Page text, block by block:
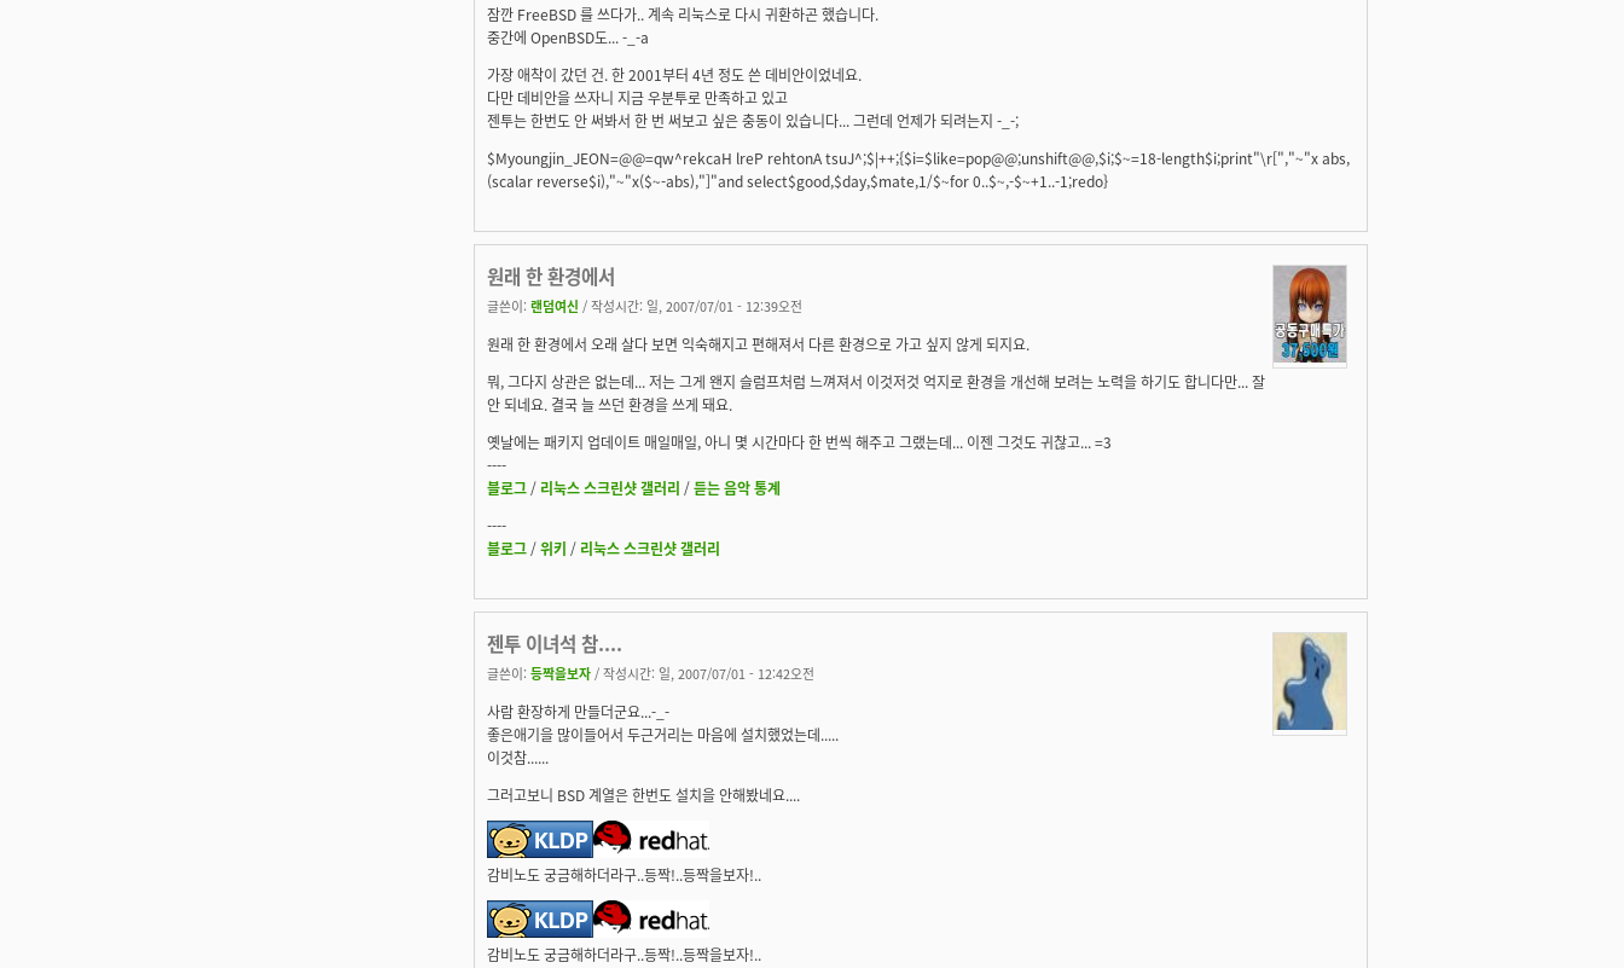
잠깐 FreeBSD 를 쓰다가.. 계속 리눅스로 다시 귀환하곤 했습니다.
중간에 OpenBSD도... -_-a
가장 애착이 갔던 건. 한 2001부터 4년 정도 쓴 데비안이었네요.
다만 데비안을 쓰자니 지금 우분투로 만족하고 있고
젠투는 한번도 안 써봐서 한 번 써보고 싶은 충동이 있습니다... 그런데 언제가 되려는지 -_-;
$Myoungjin_JEON=@@=qw^rekcaH lreP rehtonA tsuJ^;$|++;{$i=$like=pop@@;unshift@@,$i;$~=18-length$i;print"\r[","~"x abs,
(scalar reverse$i),"~"x($~-abs),"]"and select$good,$day,$mate,1/$~for 0..$~,-$~+1..-1;redo}
원래 한 환경에서
글쓴이: 랜덤여신 / 작성시간: 일, 2007/07/01 - 12:39오전
원래 한 환경에서 오래 살다 보면 익숙해지고 편해져서 다른 환경으로 가고 싶지 않게 되지요.
뭐, 그다지 상관은 없는데... 저는 그게 왠지 슬럼프처럼 느껴져서 이것저것 억지로 환경을 개선해 보려는 노력을 하기도 합니다만... 잘
안 되네요. 결국 늘 쓰던 환경을 쓰게 돼요.
옛날에는 패키지 업데이트 매일매일, 아니 몇 시간마다 한 번씩 해주고 그랬는데... 이젠 그것도 귀찮고... =3
----
블로그 / 리눅스 스크린샷 갤러리 /듣는 음악 통계
----
블로그 /위키 / 리눅스 스크린샷 갤러리
젠투 이녀석 참....
글쓴이: 등짝을보자 / 작성시간: 일, 2007/07/01 - 12:42오전
사람 환장하게 만들더군요...-_-
좋은애기을 많이들어서 두근거리는 마음에 설치했었는데.....
이것참......
그러고보니 BSD 계열은 한번도 설치을 안해봤네요....
감비노도 궁금해하더라구..등짝!..등짝을보자!..
감비노도 궁금해하더라구..등짝!..등짝을보자!..